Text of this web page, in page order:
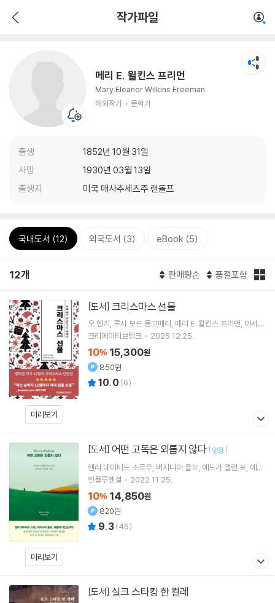
작가파일
메리 E. 윌킨스 프리먼
Mary Eleanor Wilkins Freeman
해외작가
문학가
출생
1852년 10월 31일
사망
1930년 03월 13일
출생지
미국 매사추세츠주 랜돌프
국내도서 (12) 외국도서 (3) eBook (5)
12개 판매량순 품절포함
미리보기
[도서] 크리스마스 선물
오 헨리 루시 모드 몽고메리 메리 E. 윌킨스 프리먼 아서
코난 도일저 외 7명
크리에이티브탱크 2025.12.25.
10% 15,300원
850원
10.0 (6)
미리보기
[도서] 어떤 고독은 외롭지 않다 [양장]
헨리 데이비드 소로우 버지니아 울프 에드가 앨런 포 에밀
리 디킨슨저 외 10명
인플루엔셜 2022.11.25.
10% 14,850원
820원
9.3(46)
[도서] 실크 스타킹 한 켤레